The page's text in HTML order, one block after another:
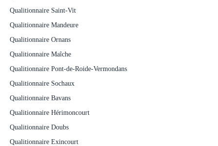
Qualitionnaire Saint-Vit
Qualitionnaire Mandeure
Qualitionnaire Ornans
Qualitionnaire Maîche
Qualitionnaire Pont-de-Roide-Vermondans
Qualitionnaire Sochaux
Qualitionnaire Bavans
Qualitionnaire Hérimoncourt
Qualitionnaire Doubs
Qualitionnaire Exincourt